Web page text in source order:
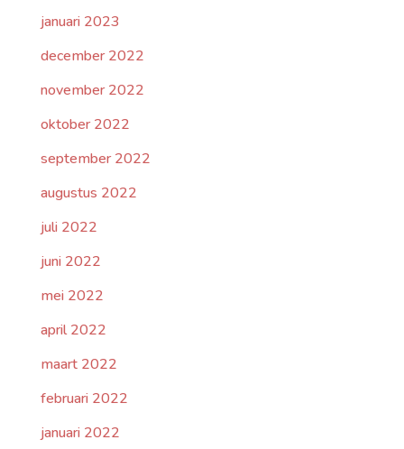
januari 2023
december 2022
november 2022
oktober 2022
september 2022
augustus 2022
juli 2022
juni 2022
mei 2022
april 2022
maart 2022
februari 2022
januari 2022